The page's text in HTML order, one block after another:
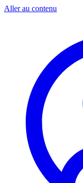
Aller au contenu